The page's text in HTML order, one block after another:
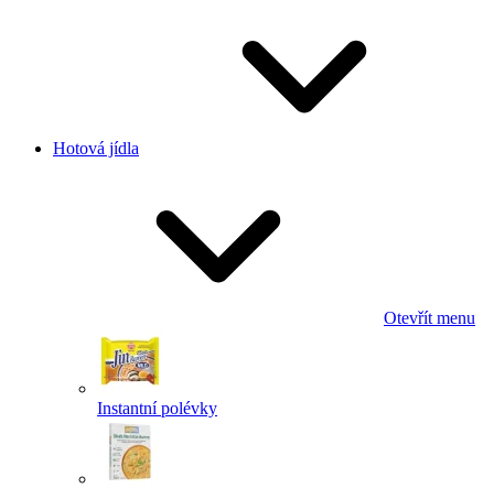
Hotová jídla
Otevřít menu
Instantní polévky